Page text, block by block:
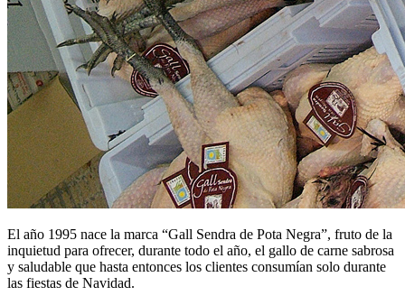
El año 1995 nace la marca “Gall Sendra de Pota Negra”, fruto de la
inquietud para ofrecer, durante todo el año, el gallo de carne sabrosa
y saludable que hasta entonces los clientes consumían solo durante
las fiestas de Navidad.